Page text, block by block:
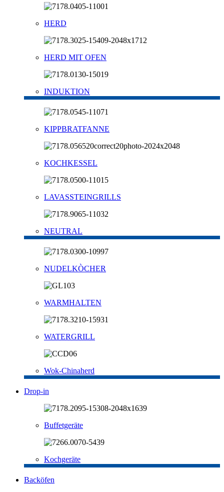
HERD
HERD MIT OFEN
INDUKTION
KIPPBRATFANNE
KOCHKESSEL
LAVASSTEINGRILLS
NEUTRAL
NUDELKÒCHER
WARMHALTEN
WATERGRILL
Wok-Chinaherd
Drop-in
Buffetgeräte
Kochgeräte
Backöfen